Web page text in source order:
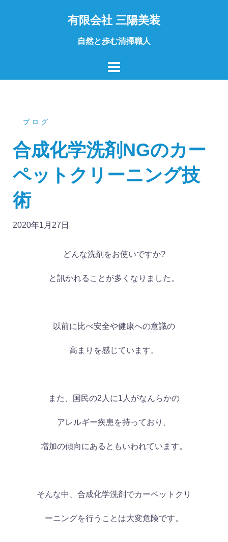
有限会社 三陽美装
自然と歩む清掃職人
ブログ
合成化学洗剤NGのカー
ペットクリーニング技
術
2020年1月27日
どんな洗剤をお使いですか?
と訊かれることが多くなりました。
以前に比べ安全や健康への意識の
高まりを感じています。
また、国民の2人に1人がなんらかの
アレルギー疾患を持っており、
増加の傾向にあるともいわれています。
そんな中、合成化学洗剤でカーペットクリ
ーニングを行うことは大変危険です。